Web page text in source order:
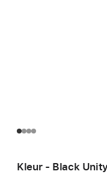
Kleur - Black